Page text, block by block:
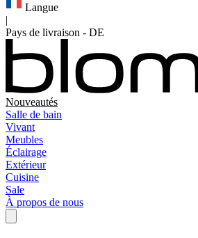
Langue
|
Pays de livraison - DE
Nouveautés
Salle de bain
Vivant
Meubles
Éclairage
Extérieur
Cuisine
Sale
À propos de nous